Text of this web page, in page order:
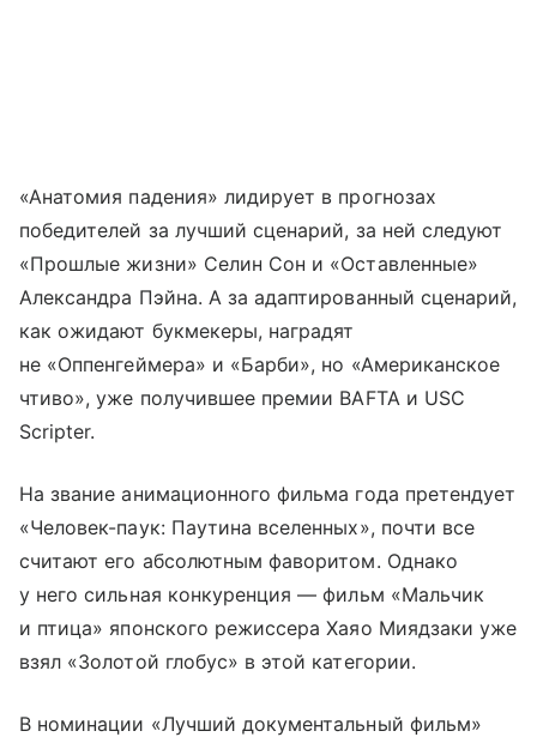
«Анатомия падения» лидирует в прогнозах
победителей за лучший сценарий, за ней следуют
«Прошлые жизни» Селин Сон и «Оставленные»
Александра Пэйна. А за адаптированный сценарий,
как ожидают букмекеры, наградят
не «Оппенгеймера» и «Барби», но «Американское
чтиво», уже получившее премии BAFTA и USC
Scripter.
На звание анимационного фильма года претендует
«Человек-паук: Паутина вселенных», почти все
считают его абсолютным фаворитом. Однако
у него сильная конкуренция — фильм «Мальчик
и птица» японского режиссера Хаяо Миядзаки уже
взял «Золотой глобус» в этой категории.
В номинации «Лучший документальный фильм»